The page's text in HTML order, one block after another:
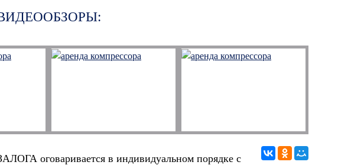
оговаривается в индивидуальном порядке с